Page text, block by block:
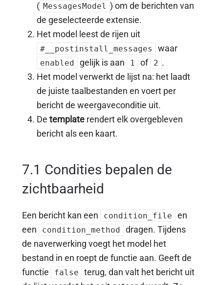
( MessagesModel ) om de berichten van
de geselecteerde extensie.
Het model leest de rijen uit
#__postinstall_messages waar
enabled gelijk is aan 1 of 2 .
Het model verwerkt de lijst na: het laadt
de juiste taalbestanden en voert per
bericht de weergaveconditie uit.
De template rendert elk overgebleven
bericht als een kaart.
7.1 Condities bepalen de
zichtbaarheid
Een bericht kan een condition_file
en
een
condition_method
dragen. Tijdens
de naverwerking voegt het model het
bestand in en roept de functie aan. Geeft de
functie
false
terug, dan valt het bericht uit